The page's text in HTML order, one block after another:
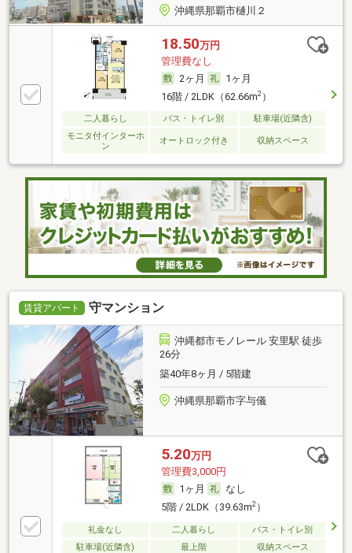
沖縄県那覇市樋川２
18.50万円
管理費なし
2ヶ月
1ヶ月
16階 / 2LDK（62.66m2）
二人暮らし バス・トイレ別
駐車場(近隣含)
モニタ付インターホ
ン
オートロック付き 収納スペース
賃貸アパート 守マンション
沖縄都市モノレール 安里駅 徒歩
26分
築40年8ヶ月 / 5階建
沖縄県那覇市字与儀
5.20万円
管理費3,000円
1ヶ月
なし
5階 / 2LDK（39.63m2）
礼金なし 二人暮らし
バス・トイレ別
駐車場(近隣含)
最上階 収納スペース